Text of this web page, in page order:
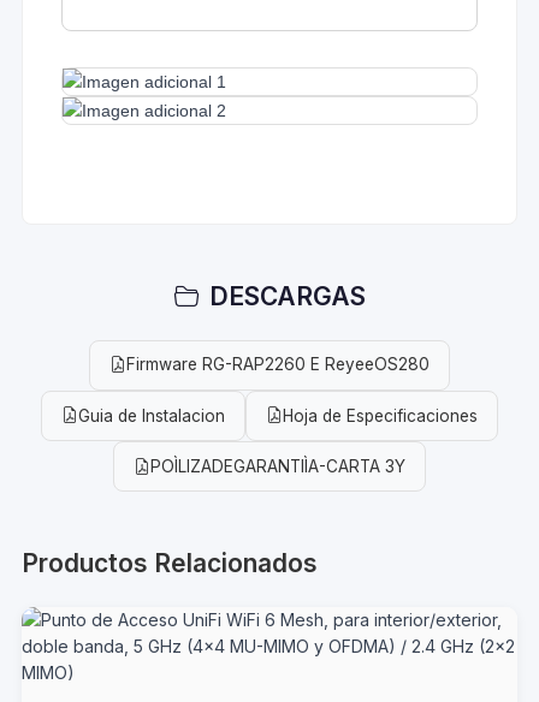
DESCARGAS
Firmware RG-RAP2260 E ReyeeOS280
Guia de Instalacion Hoja de Especificaciones
POÌLIZADEGARANTIÌA-CARTA 3Y
Productos Relacionados